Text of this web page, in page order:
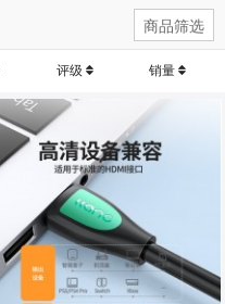
商品筛选
评级 销量